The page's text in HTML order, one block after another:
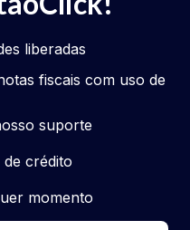
liberadas
fiscais com uso de
suporte
crédito
momento